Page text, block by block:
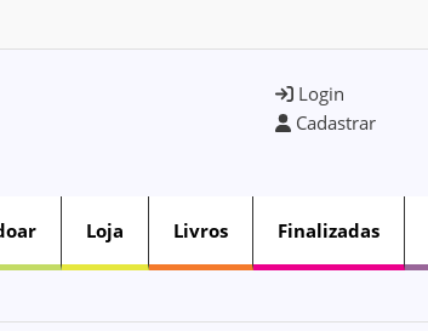
Login
Cadastrar
Loja Livros Finalizadas